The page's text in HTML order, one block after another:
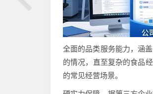
全面的品类服务能力，涵
的情况，直至复杂的食品
的常见经营场景。